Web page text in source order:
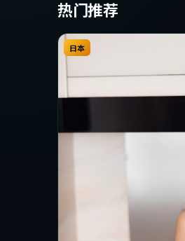
热门推荐
日本